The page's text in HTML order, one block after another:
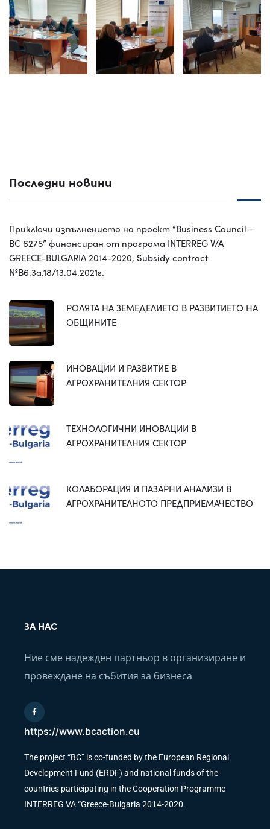
Последни новини
Приключи изпълнението на проект “Business Council –
BC 6275” финансиран от програма INTERREG V/A
GREECE-BULGARIA 2014-2020, Subsidy contract
№B6.3a.18/13.04.2021г.
РОЛЯТА НА ЗЕМЕДЕЛИЕТО В РАЗВИТИЕТО НА
ОБЩИНИТЕ
ИНОВАЦИИ И РАЗВИТИЕ В
АГРОХРАНИТЕЛНИЯ СЕКТОР
ТЕХНОЛОГИЧНИ ИНОВАЦИИ В
АГРОХРАНИТЕЛНИЯ СЕКТОР
КОЛАБОРАЦИЯ И ПАЗАРНИ АНАЛИЗИ В
АГРОХРАНИТЕЛНОТО ПРЕДПРИЕМАЧЕСТВО
ЗА НАС
Ние сме надежден партньор в организиране и
провеждане на събития за бизнеса
https://www.bcaction.eu
The project “BC” is co-funded by the European Regional
Development Fund (ERDF) and national funds of the
countries participating in the Cooperation Programme
INTERREG VA “Greece-Bulgaria 2014-2020.